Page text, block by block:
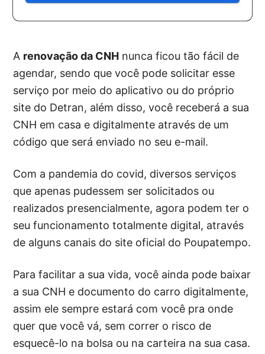
A renovação da CNH nunca ficou tão fácil de
agendar, sendo que você pode solicitar esse
serviço por meio do aplicativo ou do próprio
site do Detran, além disso, você receberá a sua
CNH em casa e digitalmente através de um
código que será enviado no seu e-mail.
Com a pandemia do covid, diversos serviços
que apenas pudessem ser solicitados ou
realizados presencialmente, agora podem ter o
seu funcionamento totalmente digital, através
de alguns canais do site oficial do Poupatempo.
Para facilitar a sua vida, você ainda pode baixar
a sua CNH e documento do carro digitalmente,
assim ele sempre estará com você pra onde
quer que você vá, sem correr o risco de
esquecê-lo na bolsa ou na carteira na sua casa.